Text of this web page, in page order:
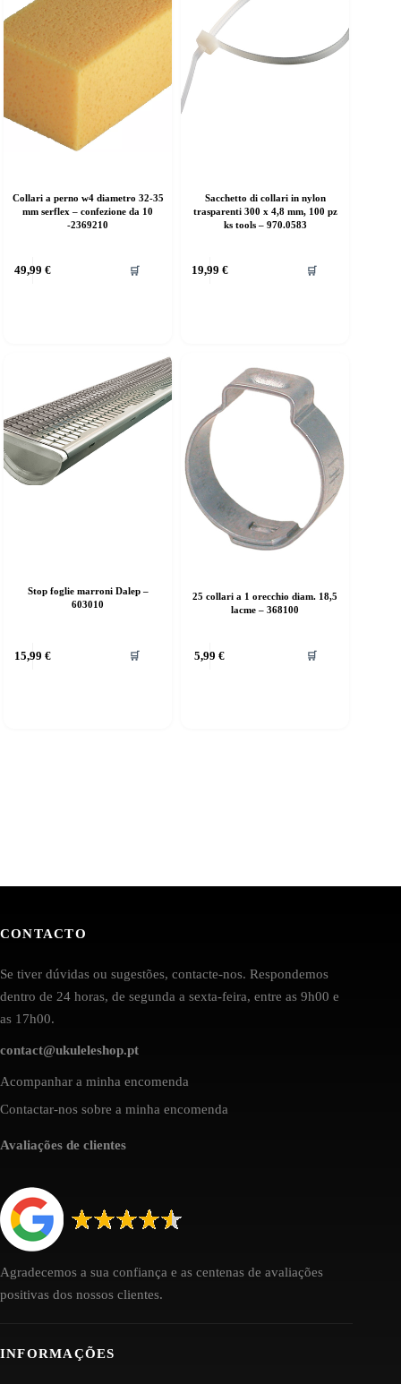
Collari a perno w4 diametro 32-35
mm serflex – confezione da 10
-2369210
49,99 € 🛒
Sacchetto di collari in nylon
trasparenti 300 x 4,8 mm, 100 pz
ks tools – 970.0583
19,99 € 🛒
Stop foglie marroni Dalep –
603010
15,99 € 🛒
25 collari a 1 orecchio diam. 18,5
lacme – 368100
5,99€ 🛒
CONTACTO
Se tiver dúvidas ou sugestões, contacte-nos. Respondemos
dentro de 24 horas, de segunda a sexta-feira, entre as 9h00 e
as 17h00.
contact@ukuleleshop.pt
Acompanhar a minha encomenda
Contactar-nos sobre a minha encomenda
Avaliações de clientes
Agradecemos a sua confiança e as centenas de avaliações
positivas dos nossos clientes.
INFORMAÇÕES